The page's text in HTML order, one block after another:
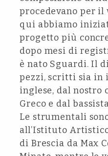
procedevano per il
qui abbiamo
progetto più
dopo mesi di
è nato Sguardi. Il
pezzi, scritti sia in
inglese, dal nostro
Greco e dal
Le strumentali
all’Istituto
di Brescia da Max